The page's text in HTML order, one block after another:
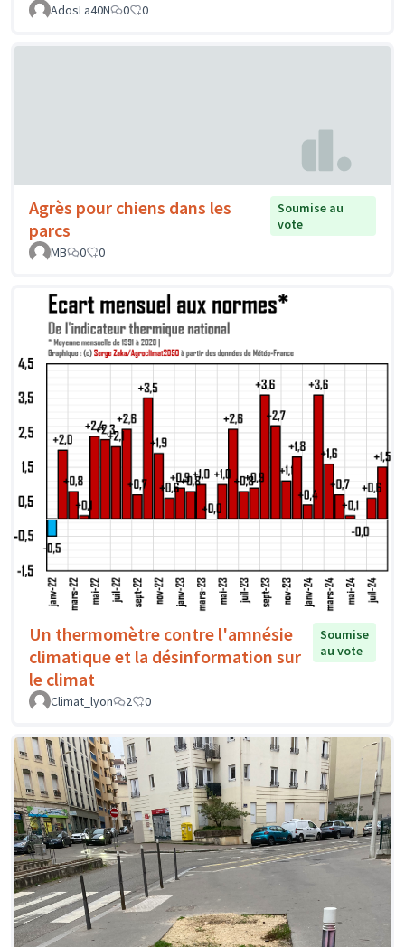
AdosLa40N
0 0
Agrès pour chiens dans les
parcs
Soumise au
vote
MB
0 0
Un thermomètre contre l'amnésie
climatique et la désinformation sur
le climat
Soumise
au vote
Climat_lyon 2 0